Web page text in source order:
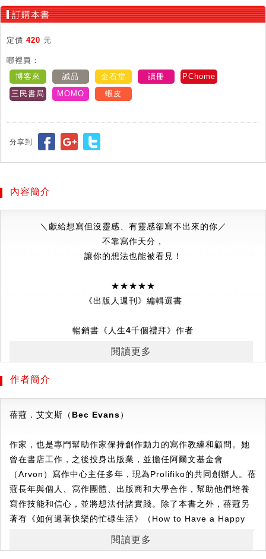
訂購本書
定價 420 元
哪裡買：
博客來
誠品 金石堂 讀冊
PChome
三民書局
MOMO 蝦皮
分享到
內容簡介
＼獻給想寫但沒靈感、有靈感卻寫不出來的你／
不靠寫作天分，
讓你的想法也能被看見！
★★★★★
《出版人週刊》編輯選書
暢銷書《人生4千個禮拜》作者
奧利佛．柏克曼
＝專文推薦＝
無論是提案、企劃、簡報、論文、心得分享、自媒體經營，甚
寫作，不只是作家的專屬能力，而是每個人都需要掌握的表達
工具。
如果平常沒有書寫習慣，真正需要動筆時，往往只剩下空白與
焦慮。
► 不必靠天分和靈感，連暢銷書作家也是這麼寫
身為寫作教練的蓓蒄．艾文斯與克里斯．史密斯，也曾歷經卡
關與拖延的困境。
閱讀更多
作者簡介
蓓蒄．艾文斯（Bec Evans）
作家，也是專門幫助作家保持創作動力的寫作教練和顧問。她
曾在書店工作，之後投身出版業，並擔任阿爾文基金會
（Arvon）寫作中心主任多年，現為Prolifiko的共同創辦人。蓓
蒄長年與個人、寫作團體、出版商和大學合作，幫助他們培養
寫作技能和信心，並將想法付諸實踐。除了本書之外，蓓蒄另
著有《如何過著快樂的忙碌生活》（How to Have a Happy
Hustle）一書，該書曾在2020年商業圖書獎中獲得創業靈感類
閱讀更多